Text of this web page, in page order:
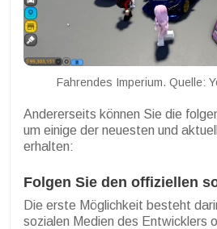
Fahrendes Imperium. Quelle:
Andererseits können Sie die
um einige der neuesten und
erhalten:
Folgen Sie den offiziellen
Die erste Möglichkeit besteht
sozialen Medien des Entwicklers